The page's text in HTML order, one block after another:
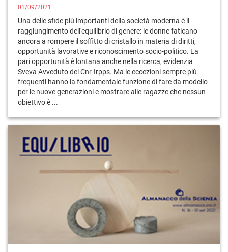
01/09/2021
Una delle sfide più importanti della società moderna è il
raggiungimento dell'equilibrio di genere: le donne faticano
ancora a rompere il soffitto di cristallo in materia di diritti,
opportunità lavorative e riconoscimento socio-politico. La
pari opportunità è lontana anche nella ricerca, evidenzia
Sveva Avveduto del Cnr-Irpps. Ma le eccezioni sempre più
frequenti hanno la fondamentale funzione di fare da modello
per le nuove generazioni e mostrare alle ragazze che nessun
obiettivo è ...